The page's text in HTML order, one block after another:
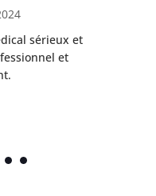
sérieux et
et